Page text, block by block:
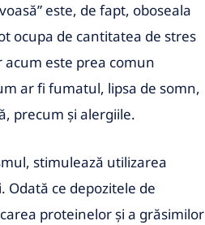
este, de fapt, oboseala
ocupa de cantitatea de stres
acum este prea comun
ar fi fumatul, lipsa de somn,
precum și alergiile.
stimulează utilizarea
Odată ce depozitele de
proteinelor și a grăsimilor